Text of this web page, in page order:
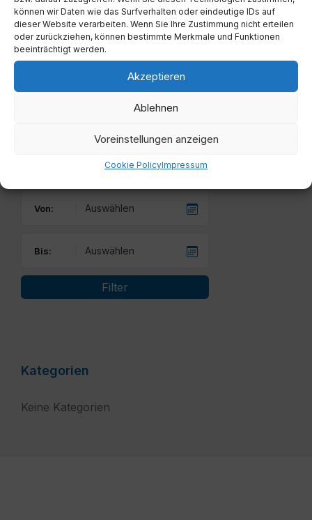
können wir Daten wie das Surfverhalten oder eindeutige IDs auf
dieser Website verarbeiten. Wenn Sie Ihre Zustimmung nicht erteilen
oder zurückziehen, können bestimmte Merkmale und Funktionen
beeinträchtigt werden.
Akzeptieren
Ablehnen
Voreinstellungen anzeigen
Cookie PolicyImpressum
17 18 19 20 21 22 23
24 25 26 27 28 29 30
Back
Von:
Bis:
Filter
Kategorien
Keine Kategorien